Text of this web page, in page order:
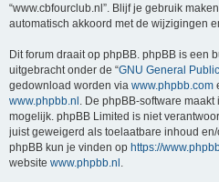
“www.cbfourclub.nl”. Blijf je gebruik
automatisch akkoord met de wijzigingen
Dit forum draait op phpBB. phpBB is een
uitgebracht onder de “GNU General
gedownload worden via www.phpbb.com
www.phpbb.nl . De phpBB-software
mogelijk. phpBB Limited is niet
juist geweigerd als toelaatbare inhoud
phpBB kun je vinden op https://
website www.phpbb.nl .